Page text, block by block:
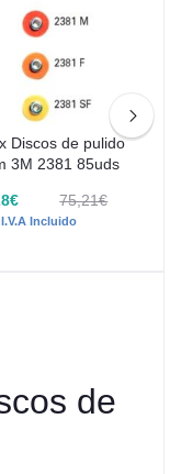
Discos de pulido
3M 2381 85uds
75,21€
I.V.A Incluido
de